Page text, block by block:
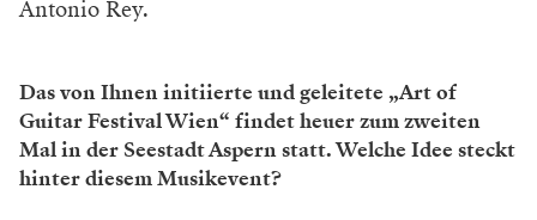
Antonio Rey.
Das von Ihnen initiierte und geleitete „Art of
Guitar Festival Wien“ findet heuer zum zweiten
Mal in der Seestadt Aspern statt. Welche Idee steckt
hinter diesem Musikevent?